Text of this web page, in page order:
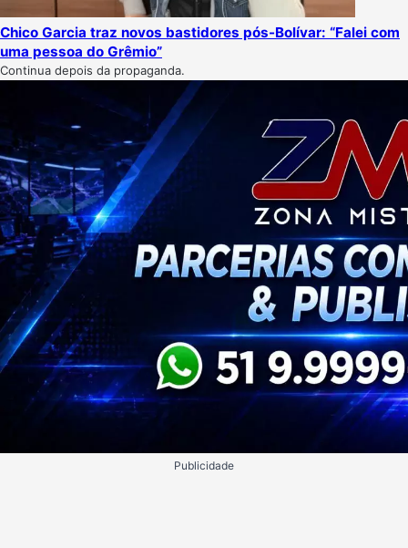
Chico Garcia traz novos bastidores pós-Bolívar: “Falei com
uma pessoa do Grêmio”
Continua depois da propaganda.
Publicidade